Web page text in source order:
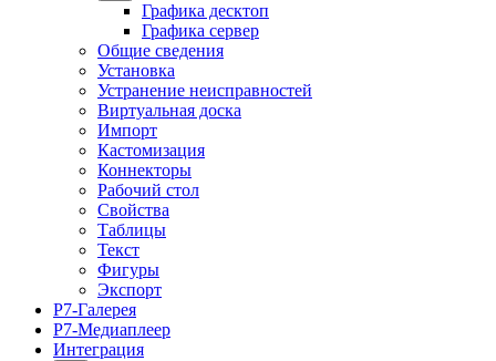
Графика десктоп
Графика сервер
Общие сведения
Установка
Устранение неисправностей
Виртуальная доска
Импорт
Кастомизация
Коннекторы
Рабочий стол
Свойства
Таблицы
Текст
Фигуры
Экспорт
Р7-Галерея
Р7-Медиаплеер
Интеграция